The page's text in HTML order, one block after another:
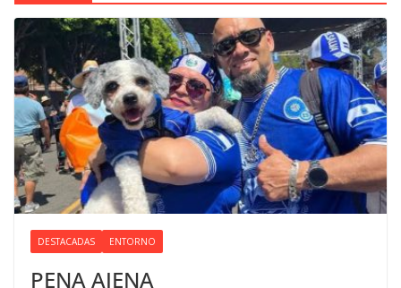
DESTACADAS ENTORNO
PENA AJENA